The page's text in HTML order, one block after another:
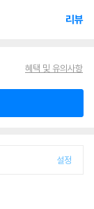
리뷰
혜택 및 유의사항
설정